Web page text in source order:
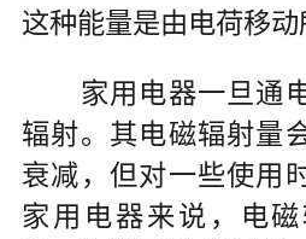
这种能量是由电荷移动
家用电器一旦通电
辐射。其电磁辐射量
衰减，但对一些使用
家用电器来说，电